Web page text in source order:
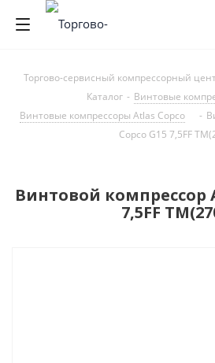
Торгово-сервисный компрессорный
Каталог - Винтовые
Винтовые компрессоры Atlas Copco
-
Copco G15 7,5FF
Винтовой компрессор
7,5FF